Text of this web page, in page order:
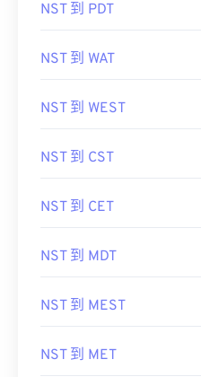
NST 到 PDT
NST 到 WAT
NST 到 WEST
NST 到 CST
NST 到 CET
NST 到 MDT
NST 到 MEST
NST 到 MET